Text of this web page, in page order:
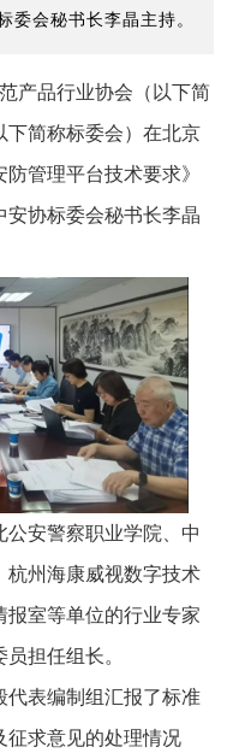
委会秘书长李晶主持。
产品行业协会（以下简
下简称标委会）在北京
管理平台技术要求》
安协标委会秘书长李晶
安警察职业学院、中
杭州海康威视数字技术
报室等单位的行业专家
担任组长。
表编制组汇报了标准
征求意见的处理情况